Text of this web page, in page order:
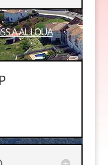
A AL LOUA